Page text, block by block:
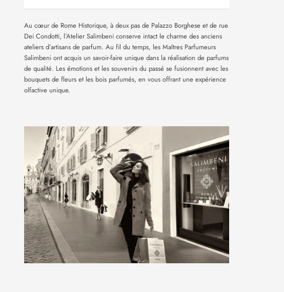
Au cœur de Rome Historique, à deux pas de Palazzo Borghese et de rue
Dei Condotti, l’Atelier Salimbeni conserve intact le charme des anciens
ateliers d’artisans de parfum. Au fil du temps, les Maîtres Parfumeurs
Salimbeni ont acquis un savoir-faire unique dans la réalisation de parfums
de qualité. Les émotions et les souvenirs du passé se fusionnent avec les
bouquets de fleurs et les bois parfumés, en vous offrant une expérience
olfactive unique.